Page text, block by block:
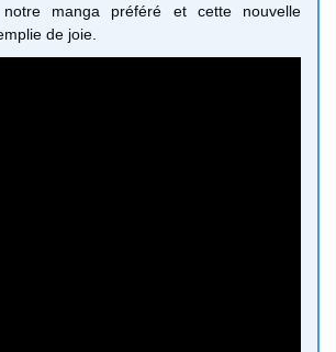
manga préféré et cette nouvelle
de joie.